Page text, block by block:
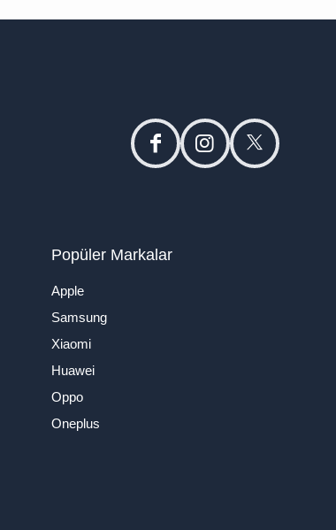
facebookinstagramtwitter
Popüler Markalar
Apple
Samsung
Xiaomi
Huawei
Oppo
Oneplus